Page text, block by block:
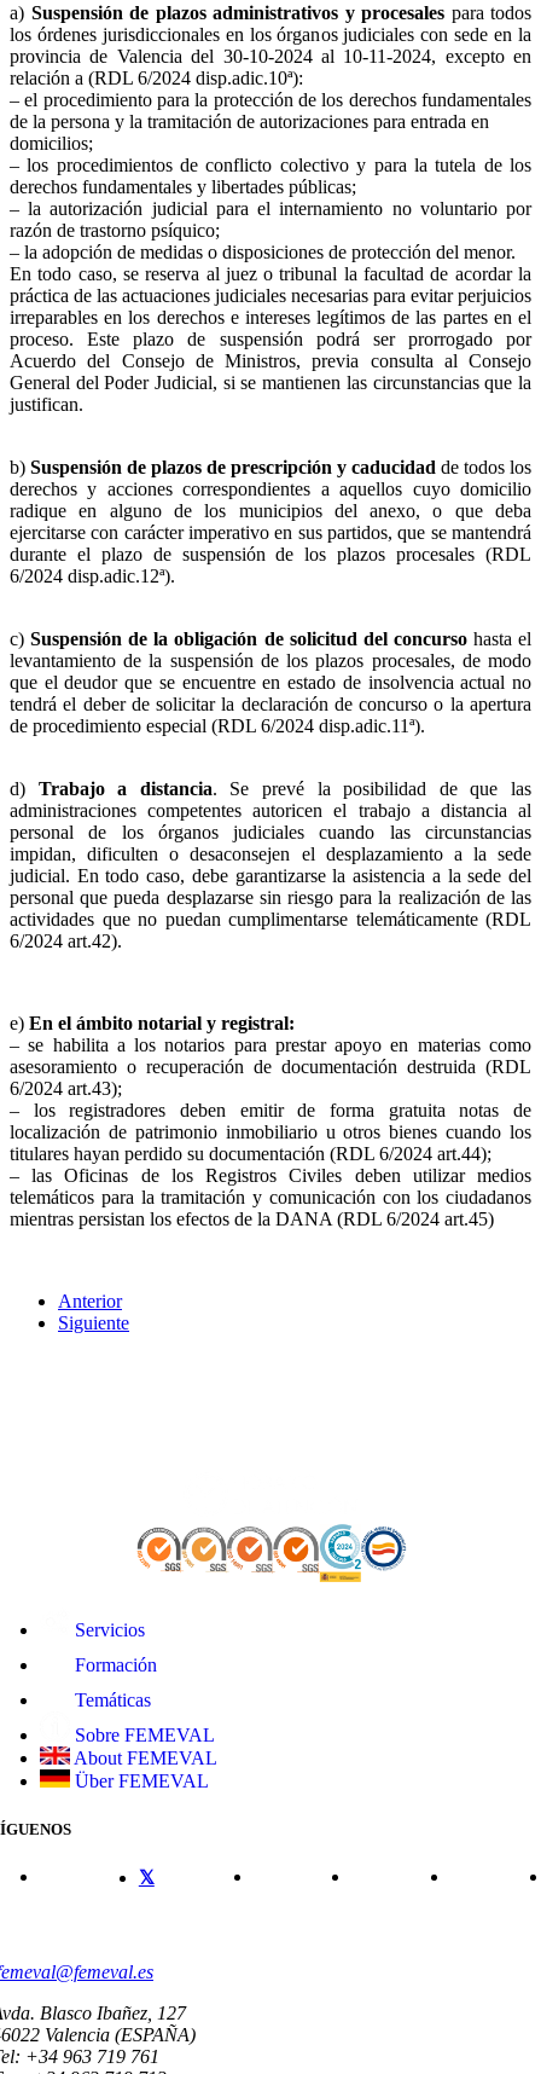
a) Suspensión de plazos administrativos y procesales para todos
los órdenes jurisdiccionales en los órganos judiciales con sede en la
provincia de Valencia del 30-10-2024 al 10-11-2024, excepto en
relación a (RDL 6/2024 disp.adic.10ª):
– el procedimiento para la protección de los derechos fundamentales
de la persona y la tramitación de autorizaciones para entrada en
domicilios;
– los procedimientos de conflicto colectivo y para la tutela de los
derechos fundamentales y libertades públicas;
– la autorización judicial para el internamiento no voluntario por
razón de trastorno psíquico;
– la adopción de medidas o disposiciones de protección del menor.
En todo caso, se reserva al juez o tribunal la facultad de acordar la
práctica de las actuaciones judiciales necesarias para evitar perjuicios
irreparables en los derechos e intereses legítimos de las partes en el
proceso. Este plazo de suspensión podrá ser prorrogado por
Acuerdo del Consejo de Ministros, previa consulta al Consejo
General del Poder Judicial, si se mantienen las circunstancias que la
justifican.
b) Suspensión de plazos de prescripción y caducidad de todos los
derechos y acciones correspondientes a aquellos cuyo domicilio
radique en alguno de los municipios del anexo, o que deba
ejercitarse con carácter imperativo en sus partidos, que se mantendrá
durante el plazo de suspensión de los plazos procesales (RDL
6/2024 disp.adic.12ª).
c)Suspensión de la obligación de solicitud del concursohasta el
levantamiento de la suspensión de los plazos procesales, de modo
que el deudor que se encuentre en estado de insolvencia actual no
tendrá el deber de solicitar la declaración de concurso o la apertura
de procedimiento especial (RDL 6/2024 disp.adic.11ª).
d) Trabajo a distancia. Se prevé la posibilidad de que las
administraciones competentes autoricen el trabajo a distancia al
personal de los órganos judiciales cuando las circunstancias
impidan, dificulten o desaconsejen el desplazamiento a la sede
judicial. En todo caso, debe garantizarse la asistencia a la sede del
personal que pueda desplazarse sin riesgo para la realización de las
actividades que no puedan cumplimentarse telemáticamente (RDL
6/2024 art.42).
e) En el ámbito notarial y registral:
– se habilita a los notarios para prestar apoyo en materias como
asesoramiento o recuperación de documentación destruida (RDL
6/2024 art.43);
– los registradores deben emitir de forma gratuita notas de
localización de patrimonio inmobiliario u otros bienes cuando los
titulares hayan perdido su documentación (RDL 6/2024 art.44);
– las Oficinas de los Registros Civiles deben utilizar medios
telemáticos para la tramitación y comunicación con los ciudadanos
mientras persistan los efectos de la DANA (RDL 6/2024 art.45)
Anterior
Siguiente
Servicios
Formación
Temáticas
Sobre FEMEVAL
About FEMEVAL
Über FEMEVAL
Blasco Ibañez, 127
Valencia (ESPAÑA)
+34 963 719 761